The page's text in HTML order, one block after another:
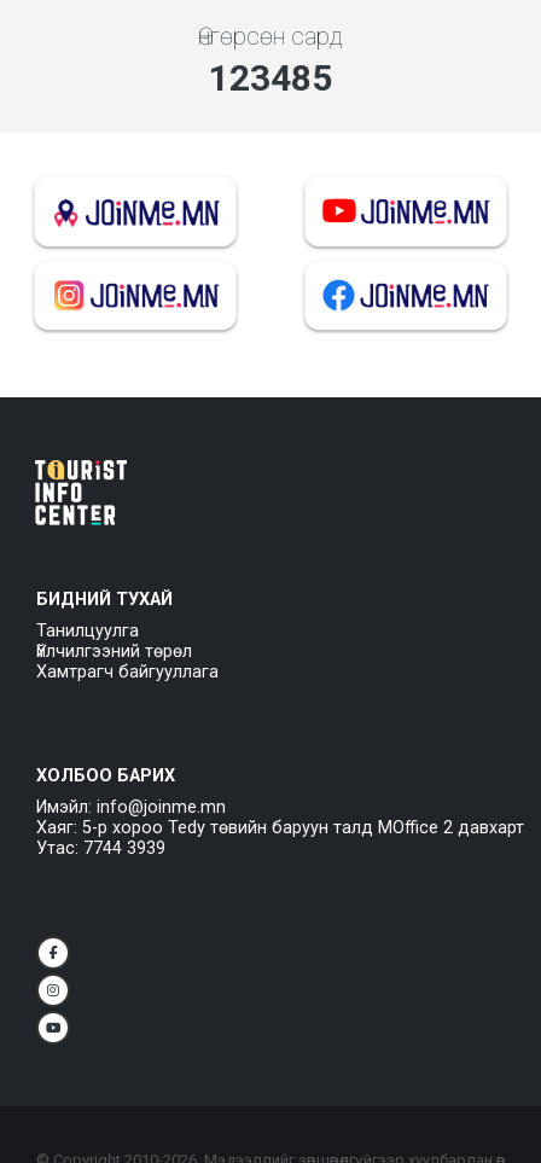
Өнгөрсөн сард
137734
БИДНИЙ ТУХАЙ
Танилцуулга
Үйлчилгээний төрөл
Хамтрагч байгууллага
ХОЛБОО БАРИХ
Имэйл: info@joinme.mn
Хаяг: 5-р хороо Tedy төвийн баруун талд MOffice 2 давхарт
Утас: 7744 3939